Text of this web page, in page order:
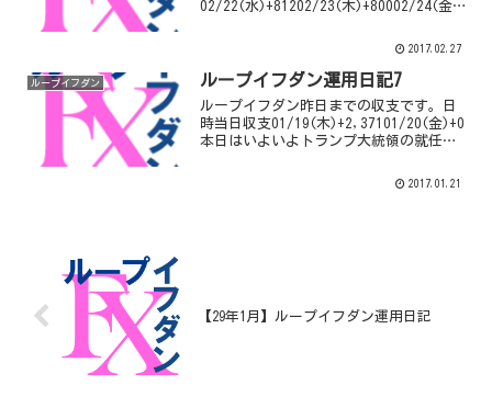
02/22(水)+81202/23(木)+80002/24(金)+
ました。ユーロ円のループイフダンを稼
働させた週から円高になるとは…しかも
これからまた一段と...
2017.02.27
ループイフダン ループイフダン運用日記7
ループイフダン昨日までの収支です。日
時当日収支01/19(木)+2,37101/20(金)+0
本日はいよいよトランプ大統領の就任式
す。累計確定利益¥ 11,879ＦＸの自動売
2017.01.21
【29年1月】ループイフダン運用日記